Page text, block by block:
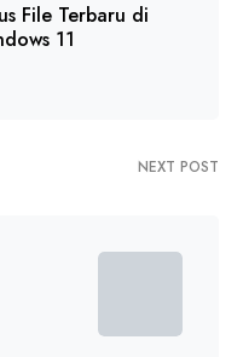
File Terbaru di
11
NEXT POST